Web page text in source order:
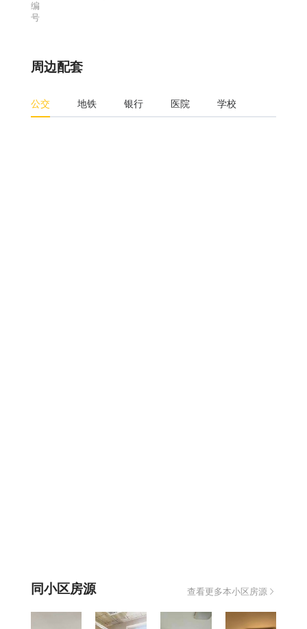
编
号
周边配套
公交 地铁 银行 医院 学校
同小区房源 查看更多本小区房源